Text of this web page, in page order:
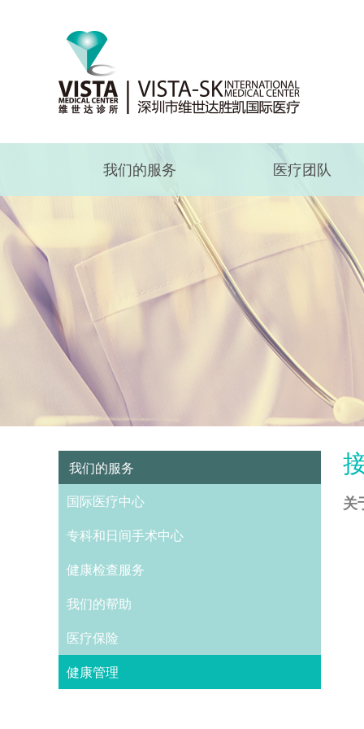
我们的服务 医疗团队
关
我们的服务
国际医疗中心
专科和日间手术中心
健康检查服务
我们的帮助
医疗保险
健康管理